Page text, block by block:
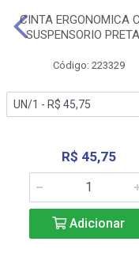
CINTA ERGONOMICA
SUSPENSORIO
Código: 223329
R$ 45,75
Adicionar